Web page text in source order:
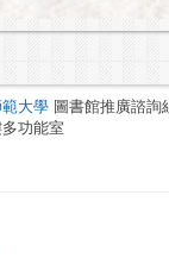
大學 圖書館推廣諮詢
功能室